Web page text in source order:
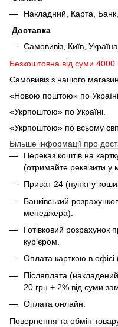
Накладний, Карта, Банк,
Доставка
Самовивіз, Київ,
Безкоштовна від суми 4000
Самовивіз з нашого
«Новою поштою» по Україні.
«Укрпоштою» по Україні.
«Укрпоштою» по всьому
Більше інформації про
Переказ коштів на
(отримайте реквізити у
Приват 24 (пункт у
Банківський
менеджера).
Готівковий розрахунок
кур’єром.
Оплата карткою в офісі
Післяплата
20 грн + 2% від суми
Оплата онлайн.
Повернення та обмін